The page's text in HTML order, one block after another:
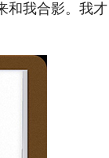
和我合影。我才